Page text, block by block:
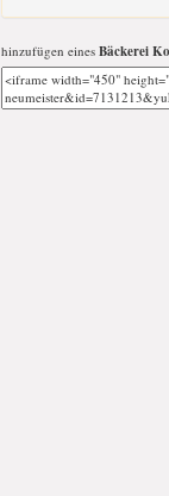
hinzufügen eines Bäckerei